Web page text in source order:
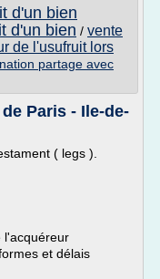
d'un bien
d'un bien / vente
de l'usufruit lors
partage avec
Paris - Ile-de-
( legs ).
l'acquéreur
et délais